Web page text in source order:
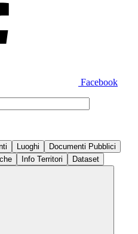
Facebook
Luoghi
Documenti Pubblici
Info Territori Dataset